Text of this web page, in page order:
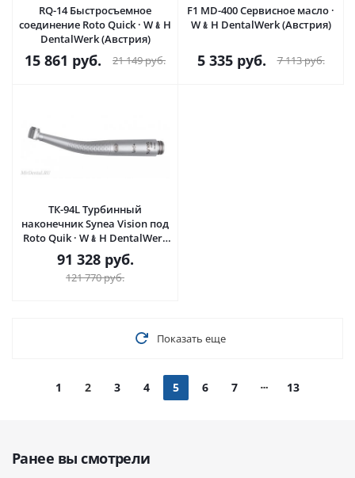
RQ-14 Быстросъемное
соединение Roto Quick · W﹠H
DentalWerk (Австрия)
15 861 руб. 21 149руб.
F1 MD-400 Сервисное масло ·
W﹠H DentalWerk (Австрия)
5 335руб. 7 113руб.
TК-94L Турбинный
наконечник Synea Vision под
Roto Quik · W﹠H DentalWerk
(Австрия)
91 328руб.
121 770руб.
Показать еще
1 2 3 4 5 6 7 13
Ранее вы смотрели